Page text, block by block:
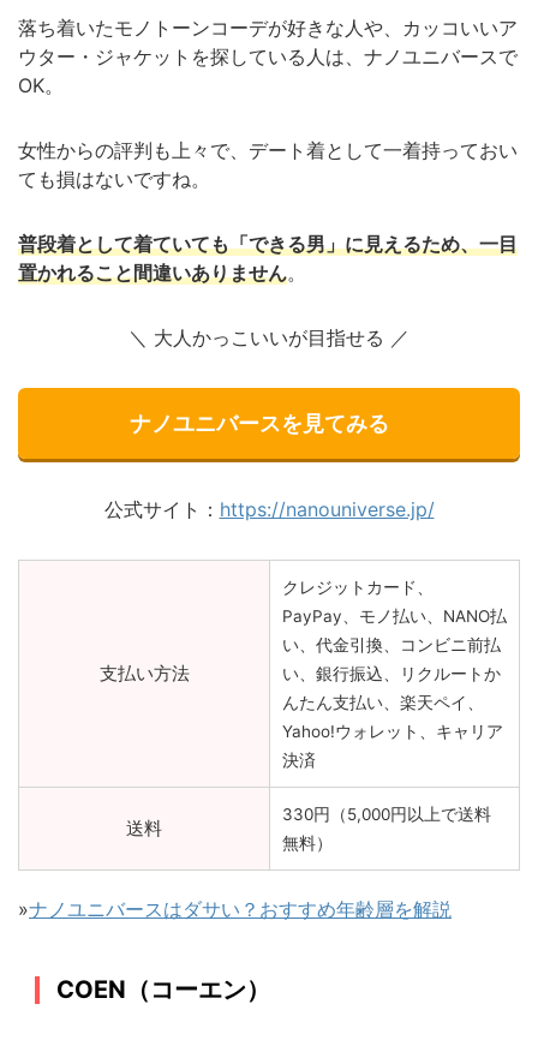
落ち着いたモノトーンコーデが好きな人や、カッコいいア
ウター・ジャケットを探している人は、ナノユニバースで
OK。
女性からの評判も上々で、デート着として一着持っておい
ても損はないですね。
普段着として着ていても「できる男」に見えるため、一目
置かれること間違いありません。
＼ 大人かっこいいが目指せる ／
ナノユニバースを見てみる
公式サイト： https://nanouniverse.jp/
支払い方法
クレジットカード、
PayPay、モノ払い、NANO払
い、代金引換、コンビニ前払
い、銀行振込、リクルートか
んたん支払い、楽天ペイ、
Yahoo!ウォレット、キャリア
決済
送料
330円（5,000円以上で送料
無料）
»ナノユニバースはダサい？おすすめ年齢層を解説
COEN（コーエン）